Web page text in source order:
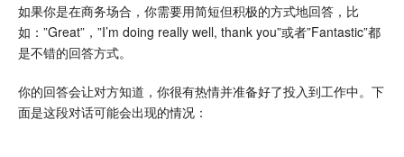
如果你是在商务场合，你需要用简短但积极的方式地回答，比
如：”Great”，”I’m doing really well, thank you”或者”Fantastic”都
是不错的回答方式。
你的回答会让对方知道，你很有热情并准备好了投入到工作中。下
面是这段对话可能会出现的情况：